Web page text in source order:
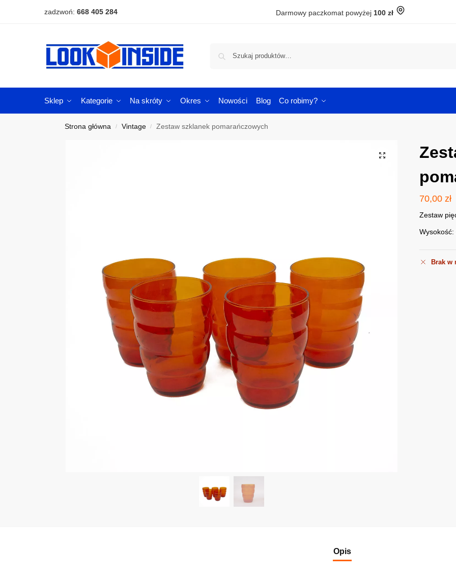
zadzwoń: 668 405 284 Darmowy paczkomat powyżej 100 zł
Sklep Kategorie Na skróty Okres Nowości Blog Co robimy?
Strona główna / Vintage / Zestaw szklanek pomarańczowych
70,00zł
Zestaw
Brak w
Opis